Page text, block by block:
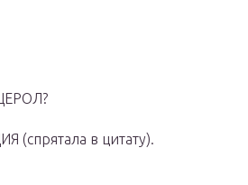
в цитату).